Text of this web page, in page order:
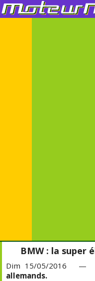
BMW : la super
Dim 15/05/2016 —
allemands.